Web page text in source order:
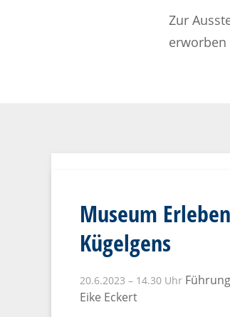
Zur
erworben
Museum
Kügelgens
20.6.2023 – 14.30 Uhr
Eike Eckert